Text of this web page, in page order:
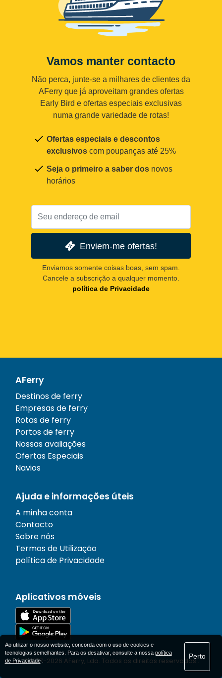
Vamos manter contacto
Não perca, junte-se a milhares de clientes da
AFerry que já aproveitam grandes ofertas
Early Bird e ofertas especiais exclusivas
numa grande variedade de rotas!
Ofertas especiais e descontos
exclusivos com poupanças até 25%
Seja o primeiro a saber dos novos
horários
Enviem-me ofertas!
Enviamos somente coisas boas, sem spam.
Cancele a subscrição a qualquer momento.
política de Privacidade
AFerry
Destinos de ferry
Empresas de ferry
Rotas de ferry
Portos de ferry
Nossas avaliações
Ofertas Especiais
Navios
Ajuda e informações úteis
A minha conta
Contacto
Sobre nós
Termos de Utilização
política de Privacidade
Aplicativos móveis
© 1977-2026 AFerry, Lda. Todos os direitos reservados..
Ao utilizar o nosso website, concorda com o uso de cookies e
tecnologias semelhantes. Para os desativar, consulte a nossa política
de Privacidade.
Perto